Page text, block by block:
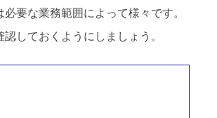
要な業務範囲によって様々です。
認しておくようにしましょう。